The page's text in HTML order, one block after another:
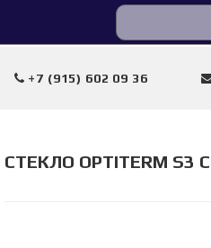
+7 (915) 602 09 36
СТЕКЛО OPTITERM S3